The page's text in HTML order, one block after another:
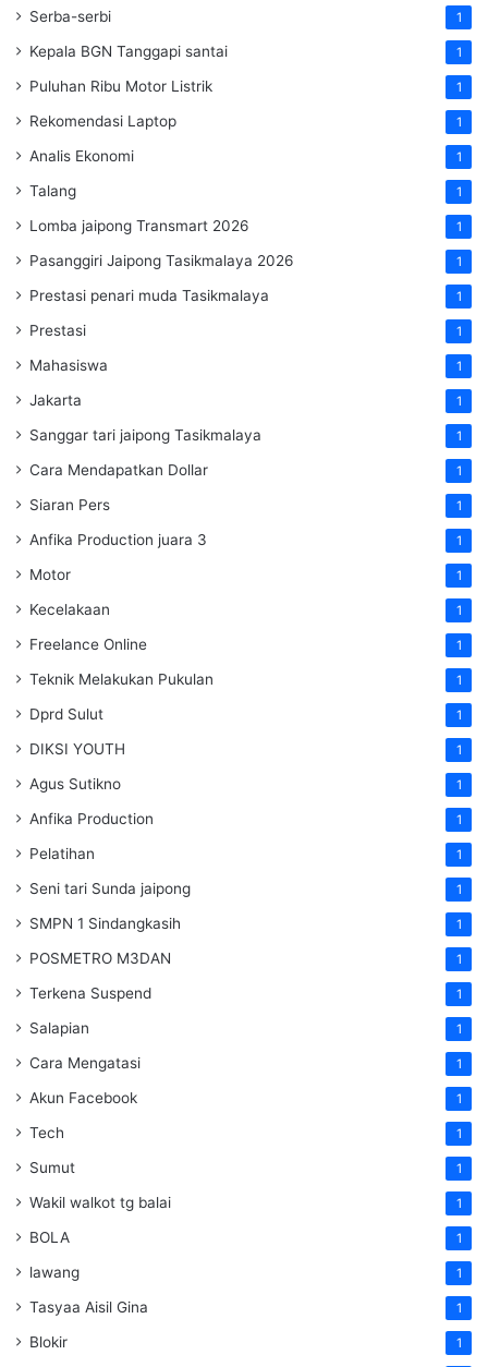
Serba-serbi 1
Kepala BGN Tanggapi santai 1
Puluhan Ribu Motor Listrik 1
Rekomendasi Laptop 1
Analis Ekonomi 1
Talang 1
Lomba jaipong Transmart 2026 1
Pasanggiri Jaipong Tasikmalaya 2026 1
Prestasi penari muda Tasikmalaya 1
Prestasi 1
Mahasiswa 1
Jakarta 1
Sanggar tari jaipong Tasikmalaya 1
Cara Mendapatkan Dollar 1
Siaran Pers 1
Anfika Production juara 3 1
Motor 1
Kecelakaan 1
Freelance Online 1
Teknik Melakukan Pukulan 1
Dprd Sulut 1
DIKSI YOUTH 1
Agus Sutikno 1
Anfika Production 1
Pelatihan 1
Seni tari Sunda jaipong 1
SMPN 1 Sindangkasih 1
POSMETRO M3DAN 1
Terkena Suspend 1
Salapian 1
Cara Mengatasi 1
Akun Facebook 1
Tech 1
Sumut 1
Wakil walkot tg balai 1
BOLA 1
lawang 1
Tasyaa Aisil Gina 1
Blokir 1